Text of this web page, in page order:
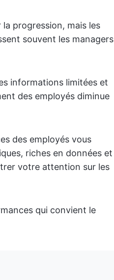
progression, mais les
souvent les managers
informations limitées et
des employés diminue
des employés vous
riches en données et
votre attention sur les
qui convient le